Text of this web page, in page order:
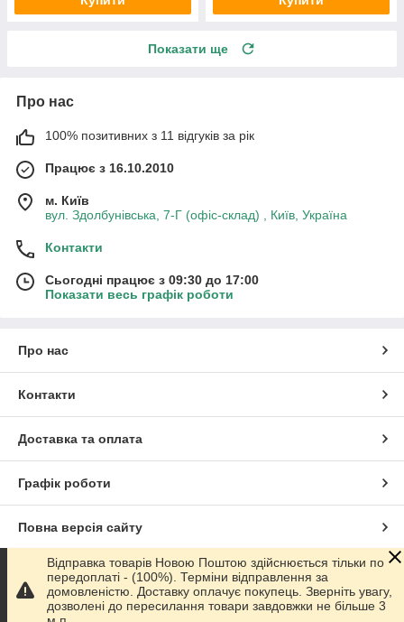
Показати ще
Про нас
100% позитивних з 11 відгуків за рік
Працює з 16.10.2010
м. Київ
вул. Здолбунівська, 7-Г (офіс-склад) , Київ, Україна
Контакти
Сьогодні працює з 09:30 до 17:00
Показати весь графік роботи
Про нас
Контакти
Доставка та оплата
Графік роботи
Повна версія сайту
Сайт створено на маркетплейсіProm.ua
Політика конфіденційності
Відправка товарів Новою Поштою здійснюється тільки по
передоплаті - (100%). Терміни відправлення за
домовленістю. Доставку оплачує покупець. Зверніть увагу,
дозволені до пересилання товари завдовжки не більше 3